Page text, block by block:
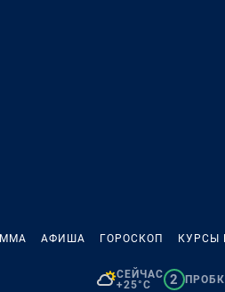
АФИША ГОРОСКОП КУРСЫ
СЕЙЧАС
+25°C
2